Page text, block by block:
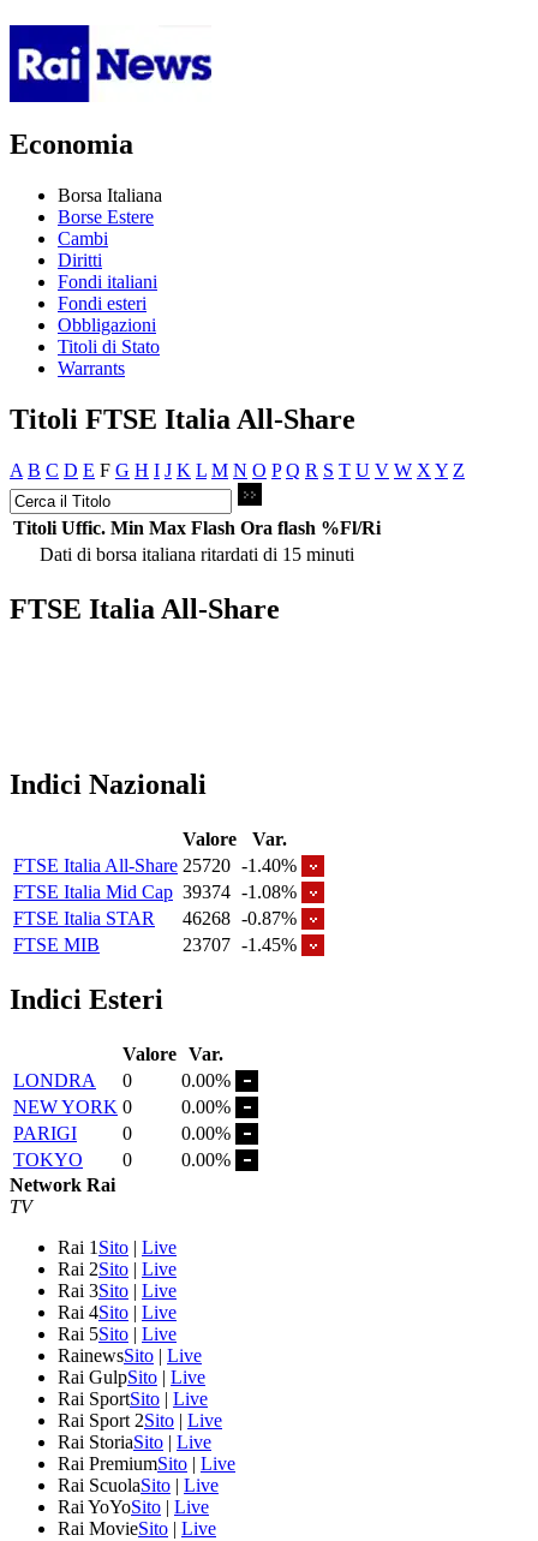
Economia
Borsa Italiana
Borse Estere
Cambi
Diritti
Fondi italiani
Fondi esteri
Obbligazioni
Titoli di Stato
Warrants
Titoli FTSE Italia All-Share
A B C D E F G H I J K L M N O P Q R S T U V W X Y Z
Titoli Uffic. Min Max Flash Ora flash %Fl/Ri
Dati di borsa italiana ritardati di 15 minuti
FTSE Italia All-Share
Indici Nazionali
Valore
Var.
FTSE Italia All-Share 25720 -1.40%
FTSE Italia Mid Cap 39374 -1.08%
FTSE Italia STAR
46268 -0.87%
FTSE MIB
23707 -1.45%
Indici Esteri
Valore Var.
LONDRA
0
0.00%
NEW YORK 0
0.00%
PARIGI
0
0.00%
TOKYO
0
0.00%
Network Rai
TV
Rai 1 Sito | Live
Rai 2Sito | Live
Rai 3Sito | Live
Rai 4Sito | Live
Rai 5Sito | Live
RainewsSito | Live
Rai GulpSito | Live
Rai SportSito | Live
Rai Sport 2Sito | Live
Rai StoriaSito | Live
Rai PremiumSito | Live
Rai ScuolaSito | Live
Rai YoYoSito | Live
Rai MovieSito | Live